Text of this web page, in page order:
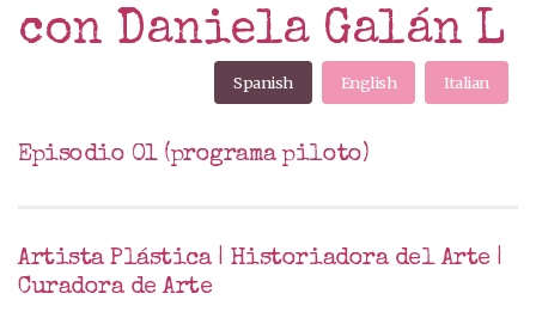
con Daniela Galán L
Spanish English Italian
Episodio 01 (programa piloto)
Artista Plástica | Historiadora del Arte |
Curadora de Arte